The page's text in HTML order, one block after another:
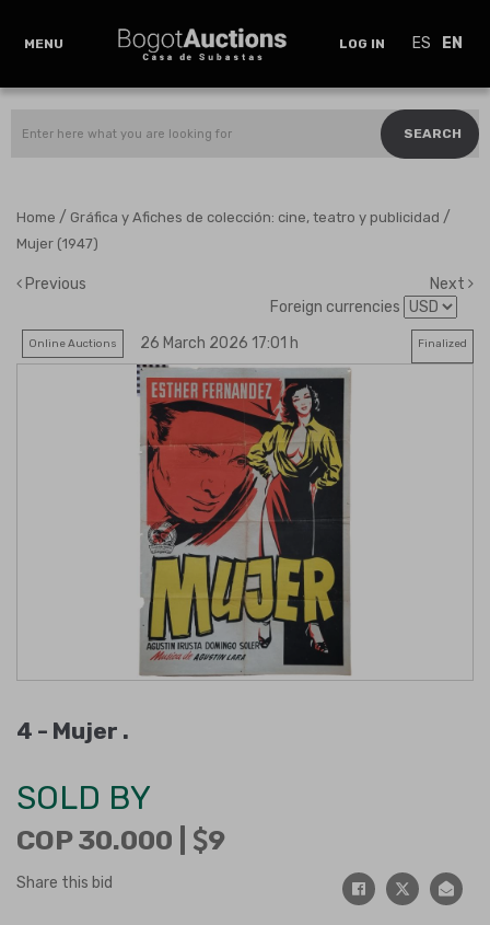
MENU LOG IN ES EN
SEARCH
Home / Gráfica y Afiches de colección: cine, teatro y publicidad /
Mujer (1947)
Previous
Next
Foreign currencies
Online Auctions 26 March 2026 17:01 h Finalized
4 - Mujer .
SOLD BY
COP 30.000 | 9
Share this bid